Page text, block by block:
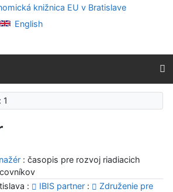
prístupnosti
English
1
: časopis pre rozvoj riadiacich
: IBIS partner:
Združenie pre